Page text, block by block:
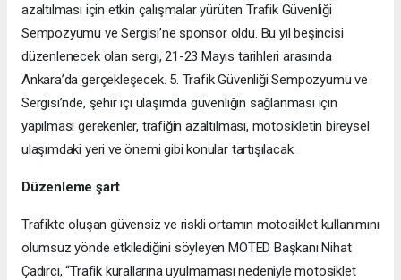
azaltılması için etkin çalışmalar yürüten Trafik Güvenliği
Sempozyumu ve Sergisi’ne sponsor oldu. Bu yıl beşincisi
düzenlenecek olan sergi, 21-23 Mayıs tarihleri arasında
Ankara’da gerçekleşecek. 5. Trafik Güvenliği Sempozyumu ve
Sergisi’nde, şehir içi ulaşımda güvenliğin sağlanması için
yapılması gerekenler, trafiğin azaltılması, motosikletin bireysel
ulaşımdaki yeri ve önemi gibi konular tartışılacak.
Düzenleme şart
Trafikte oluşan güvensiz ve riskli ortamın motosiklet kullanımını
olumsuz yönde etkilediğini söyleyen MOTED Başkanı Nihat
Çadırcı, “Trafik kurallarına uyulmaması nedeniyle motosiklet